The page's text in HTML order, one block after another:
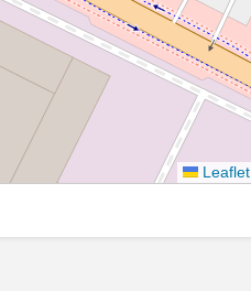
Leaflet